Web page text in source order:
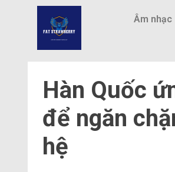
Âm nhạc
Hàn Quốc
để ngăn
hệ